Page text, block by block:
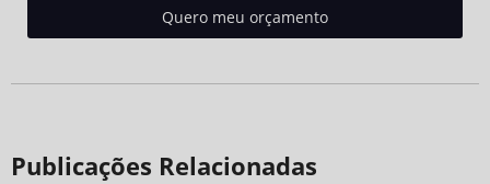
Quero meu orçamento
Publicações Relacionadas